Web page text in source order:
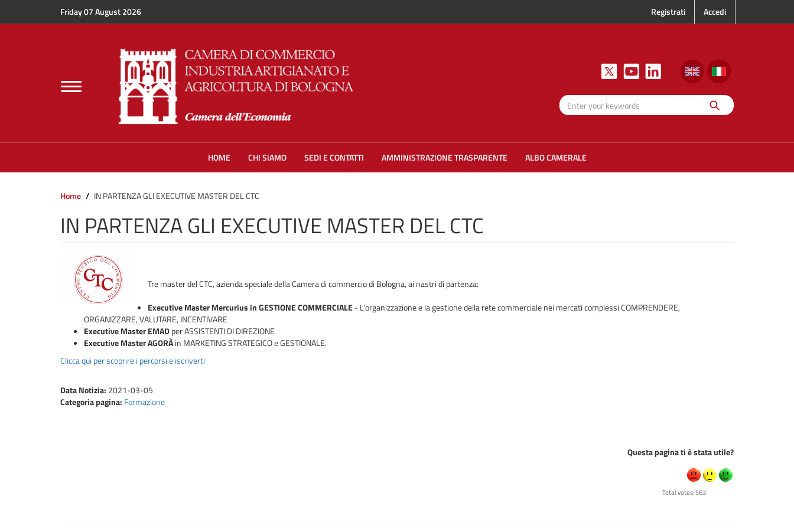
Friday 07 August 2026 Registrati Accedi
Toggle
navigation
Search
HOME CHI SIAMO SEDI E CONTATTI AMMINISTRAZIONE TRASPARENTE ALBO CAMERALE
Home IN PARTENZA GLI EXECUTIVE MASTER DEL CTC
IN PARTENZA GLI EXECUTIVE MASTER DEL CTC
Tre master del CTC, azienda speciale della Camera di commercio di Bologna, ai nastri di partenza:
Executive Master Mercurius in GESTIONE COMMERCIALE- L'organizzazione e la gestione della rete commerciale nei mercati complessi COMPRENDERE,
ORGANIZZARE, VALUTARE, INCENTIVARE
Executive Master EMADper ASSISTENTI DI DIREZIONE
Executive Master AGORÀin MARKETING STRATEGICO e GESTIONALE.
Clicca qui per scoprire i percorsi e iscriverti
Data Notizia: 2021-03-05
Categoria pagina: Formazione
Questa pagina ti è stata utile?
Total votes: 563